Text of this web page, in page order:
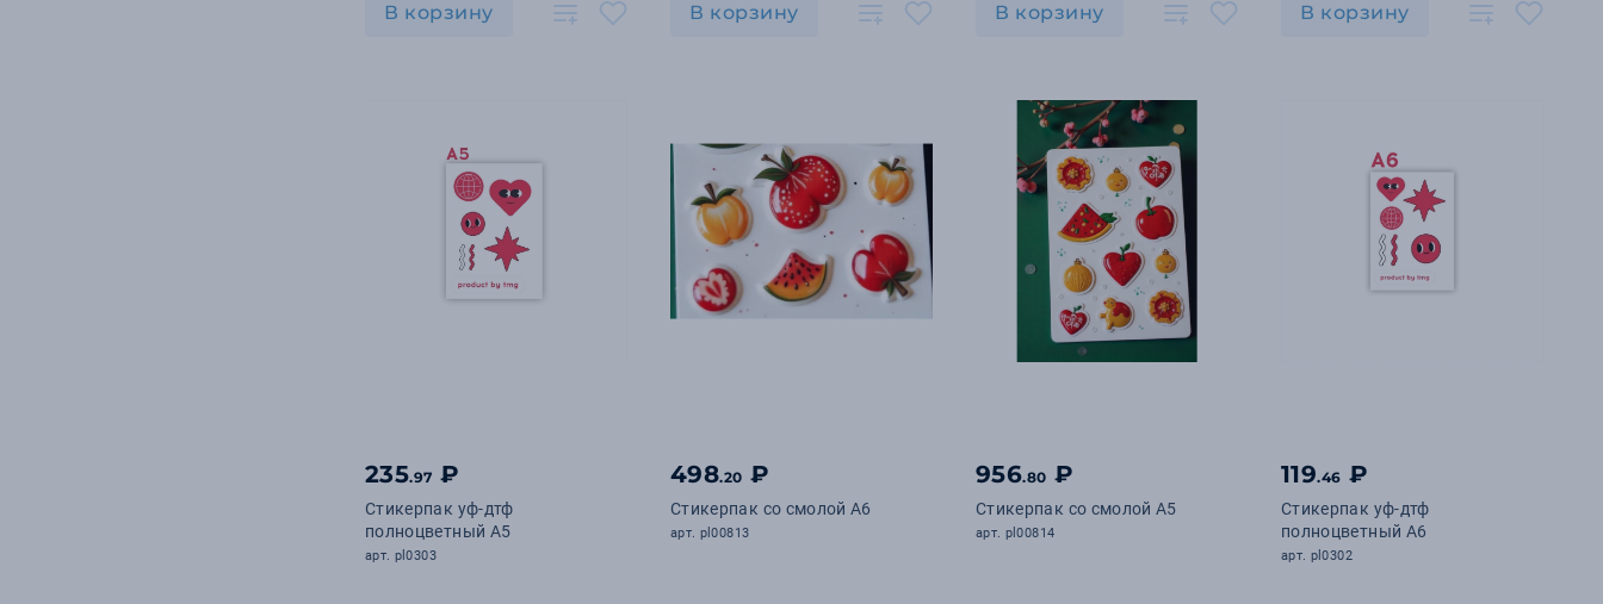
В корзину В корзину В корзину В корзину
235.97 ₽
Стикерпак уф-дтф
полноцветный А5
арт. pl0303
498.20 ₽
Стикерпак со смолой А6
арт. pl00813
956.80 ₽
Стикерпак со смолой А5
арт. pl00814
119.46 ₽
Стикерпак уф-дтф
полноцветный А6
арт. pl0302